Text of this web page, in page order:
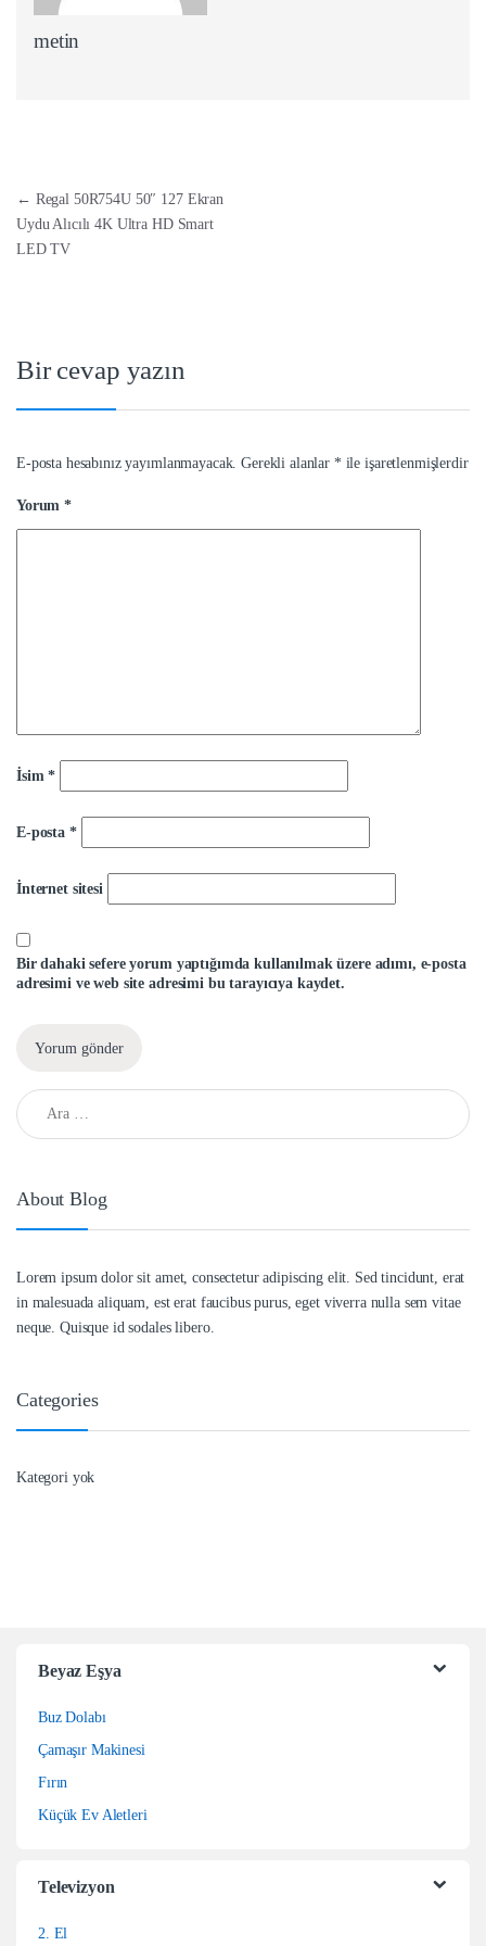
metin
Yazı dolaşımı
← Regal 50R754U 50″ 127 Ekran
Uydu Alıcılı 4K Ultra HD Smart
LED TV
Bir cevap yazın
E-posta hesabınız yayımlanmayacak. Gerekli alanlar *ile işaretlenmişlerdir
Yorum*
İsim*
E-posta *
İnternet sitesi
Bir dahaki sefere yorum yaptığımda kullanılmak üzere adımı, e-posta
adresimi ve web site adresimi bu tarayıcıya kaydet.
Arama:
About Blog
Lorem ipsum dolor sit amet, consectetur adipiscing elit. Sed tincidunt, erat
in malesuada aliquam, est erat faucibus purus, eget viverra nulla sem vitae
neque. Quisque id sodales libero.
Categories
Kategori yok
Beyaz Eşya
Buz Dolabı
Çamaşır Makinesi
Fırın
Küçük Ev Aletleri
Televizyon
2. El